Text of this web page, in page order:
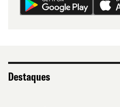
Destaques